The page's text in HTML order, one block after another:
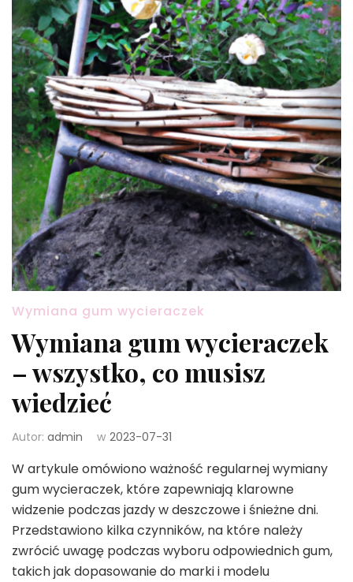
Wymiana gum wycieraczek
Wymiana gum wycieraczek
– wszystko, co musisz
wiedzieć
Autor: admin w 2023-07-31
W artykule omówiono ważność regularnej wymiany
gum wycieraczek, które zapewniają klarowne
widzenie podczas jazdy w deszczowe i śnieżne dni.
Przedstawiono kilka czynników, na które należy
zwrócić uwagę podczas wyboru odpowiednich gum,
takich jak dopasowanie do marki i modelu